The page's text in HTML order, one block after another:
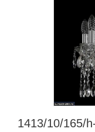
1413/10/165/